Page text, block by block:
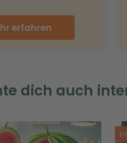
erfahren
dich auch